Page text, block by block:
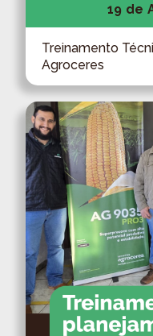
19 de
Treinamento
Agroceres